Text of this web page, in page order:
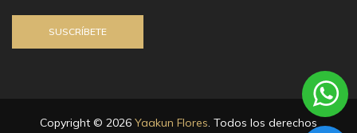
Copyright © 2026 Yaakun Flores. Todos los derechos